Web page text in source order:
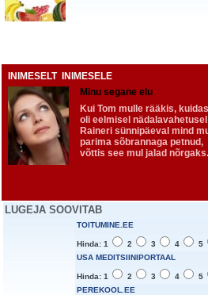
INIMESELT INIMESELE
Minu segane elu
Kui Tom mulle rääkis,
oli eelmisel nädalavahetusel
Raineri sünnipäeval mind
parima sõbrannaga petnud,
võttis see mul jalad nõrgaks.
LUGEJA SOOVITAB
TOITUMINE.EE
Hinda: 1 2 3 4
5
USA MEDITSIINIPORTAAL
Hinda: 1 2 3 4
5
PEREKOOL.EE